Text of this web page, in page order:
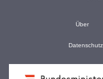
Über